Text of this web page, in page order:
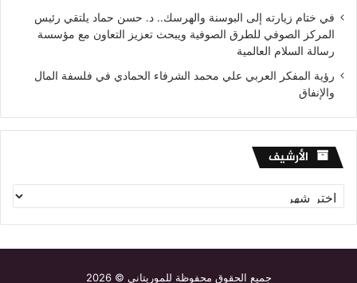
في ختام زيارته إلى البوسنة والهرسك.. د. حسن حماد يلتقي رئيس
المركز الصوفي للطرق الصوفية ويبحث تعزيز التعاون مع مؤسسة
رسالة السلام العالمية
رؤية المفكر العربي علي محمد الشرفاء الحمادي في فلسفة المال
والإنفاق
الأرشيف الأرشيف
جميع الحقوق محفوظة للموريتاني © 2026